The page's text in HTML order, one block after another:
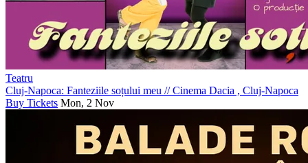
Teatru
Cluj-Napoca: Fanteziile soțului meu //Cinema Dacia , Cluj-Napoca
Buy Tickets Mon, 2 Nov